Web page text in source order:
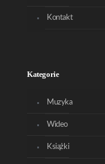
Kontakt
Kategorie
Muzyka
Wideo
Książki